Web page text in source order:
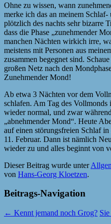
Ohne zu wissen, wann
merke ich das an meinem
plötzlich des nachts sehr bizarre
dass die Phase „zunehmender
manchen Nächten wirkich irre,
meistens mit Personen aus
zusammen begegnet sind.
großen Netz nach den
Zunehmender Mond!
Ab etwa 3 Nächten vor dem
schlafen. Am Tag des Vollmonds
wieder normal, und zwar
„abnehmender Mond“. Heute
auf einen störungsfreien Schlaf
11. Februar. Dann ist nämlich
wieder zu und alles beginnt von
Dieser Beitrag wurde unter
von Hans-Georg Kloetzen.
Beitrags-Navigation
← Kennt jemand noch Grog?